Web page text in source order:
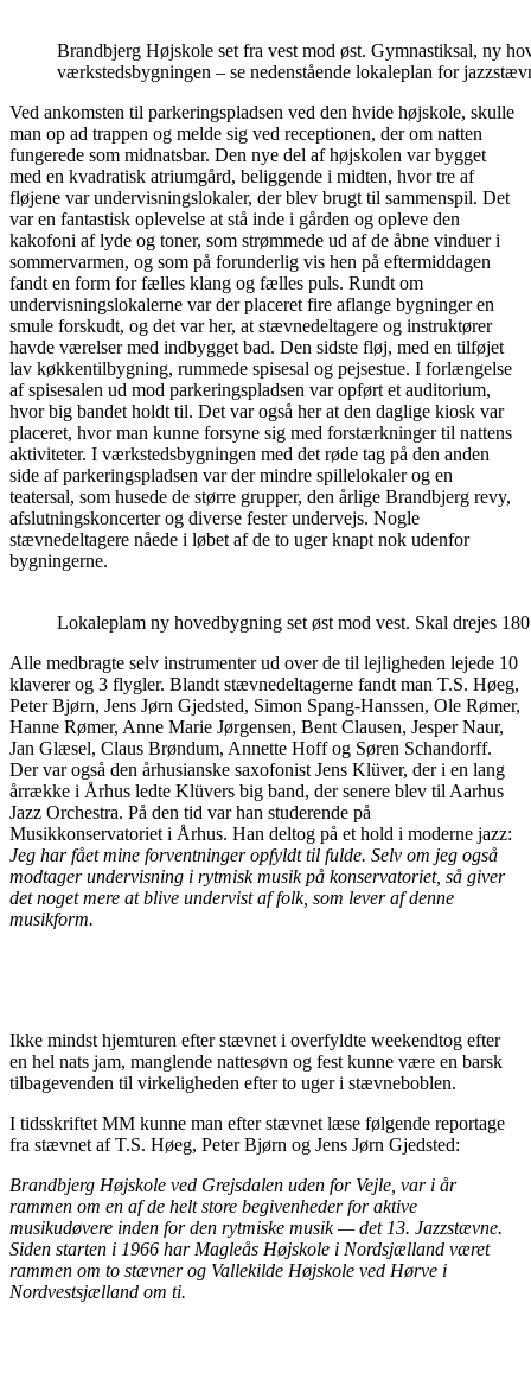
Brandbjerg Højskole set fra vest mod øst. Gymnastiksal, ny
værkstedsbygningen – se nedenstående lokaleplan for
Ved ankomsten til parkeringspladsen ved den hvide højskole, skulle
man op ad trappen og melde sig ved receptionen, der om natten
fungerede som midnatsbar. Den nye del af højskolen var bygget
med en kvadratisk atriumgård, beliggende i midten, hvor tre af
fløjene var undervisningslokaler, der blev brugt til sammenspil. Det
var en fantastisk oplevelse at stå inde i gården og opleve den
kakofoni af lyde og toner, som strømmede ud af de åbne vinduer i
sommervarmen, og som på forunderlig vis hen på eftermiddagen
fandt en form for fælles klang og fælles puls. Rundt om
undervisningslokalerne var der placeret fire aflange bygninger en
smule forskudt, og det var her, at stævnedeltagere og instruktører
havde værelser med indbygget bad. Den sidste fløj, med en tilføjet
lav køkkentilbygning, rummede spisesal og pejsestue. I forlængelse
af spisesalen ud mod parkeringspladsen var opført et auditorium,
hvor big bandet holdt til. Det var også her at den daglige kiosk var
placeret, hvor man kunne forsyne sig med forstærkninger til nattens
aktiviteter. I værkstedsbygningen med det røde tag på den anden
side af parkeringspladsen var der mindre spillelokaler og en
teatersal, som husede de større grupper, den årlige Brandbjerg revy,
afslutningskoncerter og diverse fester undervejs. Nogle
stævnedeltagere nåede i løbet af de to uger knapt nok udenfor
bygningerne.
Lokaleplam ny hovedbygning set øst mod vest. Skal drejes
Alle medbragte selv instrumenter ud over de til lejligheden lejede 10
klaverer og 3 flygler. Blandt stævnedeltagerne fandt man T.S. Høeg,
Peter Bjørn, Jens Jørn Gjedsted, Simon Spang-Hanssen, Ole Rømer,
Hanne Rømer, Anne Marie Jørgensen, Bent Clausen, Jesper Naur,
Jan Glæsel, Claus Brøndum, Annette Hoff og Søren Schandorff.
Der var også den århusianske saxofonist Jens Klüver, der i en lang
årrække i Århus ledte Klüvers big band, der senere blev til Aarhus
Jazz Orchestra. På den tid var han studerende på
Musikkonservatoriet i Århus. Han deltog på et hold i moderne jazz:
Jeg har fået mine forventninger opfyldt til fulde. Selv om jeg også
modtager undervisning i rytmisk musik på konservatoriet, så giver
det noget mere at blive undervist af folk, som lever af denne
musikform.
Ikke mindst hjemturen efter stævnet i overfyldte weekendtog efter
en hel nats jam, manglende nattesøvn og fest kunne være en barsk
tilbagevenden til virkeligheden efter to uger i stævneboblen.
I tidsskriftet MM kunne man efter stævnet læse følgende reportage
fra stævnet af T.S. Høeg, Peter Bjørn og Jens Jørn Gjedsted:
Brandbjerg Højskole ved Grejsdalen uden for Vejle, var i år
rammen om en af de helt store begivenheder for aktive
musikudøvere inden for den rytmiske musik — det 13. Jazzstævne.
Siden starten i 1966 har Magleås Højskole i Nordsjælland været
rammen om to stævner og Vallekilde Højskole ved Hørve i
Nordvestsjælland om ti.